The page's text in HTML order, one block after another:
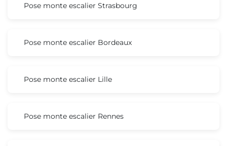
Pose monte escalier Strasbourg
Pose monte escalier Bordeaux
Pose monte escalier Lille
Pose monte escalier Rennes